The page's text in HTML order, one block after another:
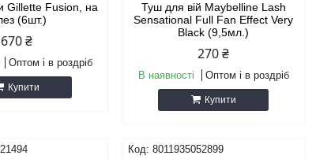
Gillette Fusion, на
(6шт.)
670 ₴
Оптом і в роздріб
Купити
Туш для вій Maybelline Lash
Sensational Full Fan Effect Very
Black (9,5мл.)
270 ₴
В наявності Оптом і в роздріб
Купити
8011935052899